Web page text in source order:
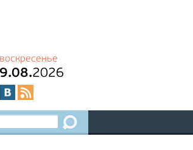
воскресенье
9.08.2026